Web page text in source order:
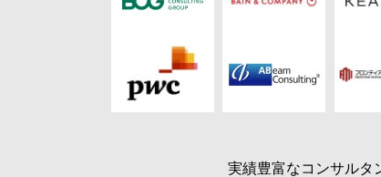
実績豊富なコンサルタ